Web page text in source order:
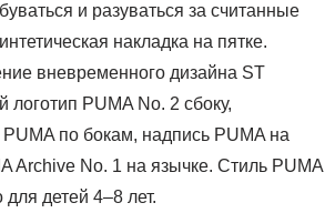
и разуваться за считанные
накладка на пятке.
вневременного дизайна ST
PUMA No. 2 сбоку,
по бокам, надпись PUMA на
Archive No. 1 на язычке. Стиль PUMA
детей 4–8 лет.